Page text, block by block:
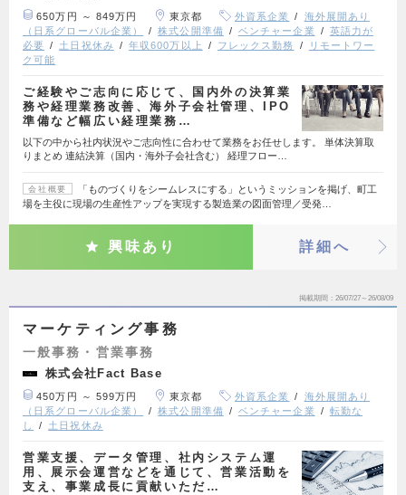
650万円 ～ 849万円 東京都 外資系企業
海外展開あり
（日系グローバル企業）
株式公開準備 ベンチャー企業
英語力が
必要
土日祝休み 年収600万以上 フレックス勤務
リモートワー
ク可能
ご経験やご志向に応じて、国内外の決算業
務や経理業務改善、海外子会社管理、IPO
準備など幅広い経理業務…
以下の中から社内状況やご志向性に合わせて業務をお任せします。 単体決算取
りまとめ 連結決算（国内・海外子会社含む） 経理フロー…
会社概要
「ものづくりをシームレスにする」というミッションを掲げ、町工
場を主役に現場の生産性アップを実現する製造業の図面管理／受発…
興味あり 詳細へ
掲載期間 26/07/27～26/08/09
マーケティング事務
一般事務・営業事務
株式会社Fact Base
450万円 ～ 599万円 東京都 外資系企業
海外展開あり
（日系グローバル企業）
株式公開準備 ベンチャー企業
転勤な
し
土日祝休み
営業支援、データ管理、社内システム運
用、展示会運営などを通じて、営業活動を
支え、事業成長に貢献いただ…